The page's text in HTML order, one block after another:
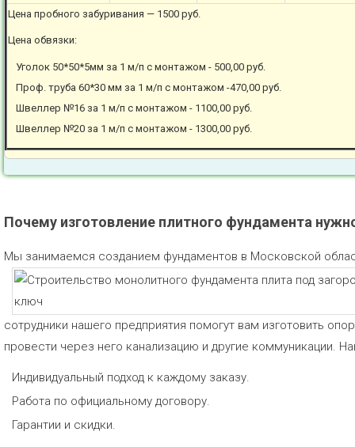
Цена пробного забуривания — 1500 руб.
Цена обвязки:
Уголок 50*50*5мм за 1 м/п с монтажом - 500,00 руб.
Проф. труба 60*30 мм за 1 м/п с монтажом -470,00 руб.
Швеллер №16 за 1 м/п с монтажом - 1100,00 руб.
Швеллер №20 за 1 м/п с монтажом - 1300,00 руб.
Почему изготовление плитного фундамента
Мы занимаемся созданием фундаментов в Московской
сотрудники нашего предприятия помогут вам изготовить
провести через него канализацию и другие коммуникации.
Индивидуальный подход к каждому заказу.
Работа по официальному договору.
Гарантии и скидки.